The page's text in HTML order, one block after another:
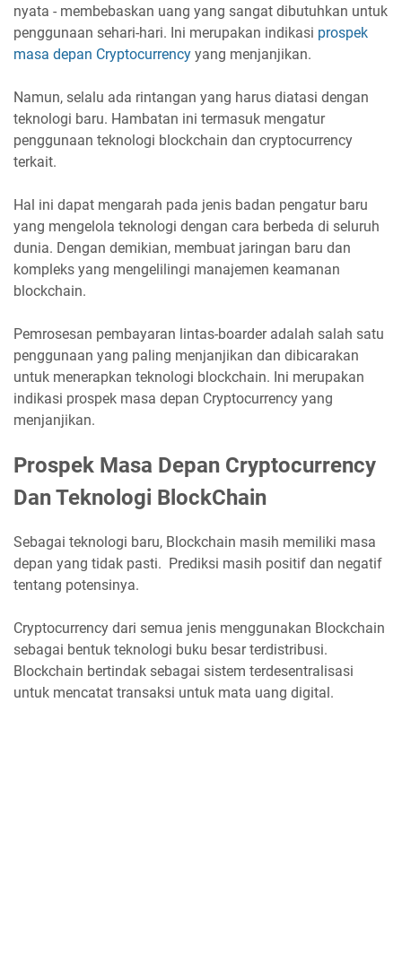
nyata - membebaskan uang yang sangat dibutuhkan untuk
penggunaan sehari-hari. Ini merupakan indikasi prospek
masa depan Cryptocurrency yang menjanjikan.
Namun, selalu ada rintangan yang harus diatasi dengan
teknologi baru. Hambatan ini termasuk mengatur
penggunaan teknologi blockchain dan cryptocurrency
terkait.
Hal ini dapat mengarah pada jenis badan pengatur baru
yang mengelola teknologi dengan cara berbeda di seluruh
dunia. Dengan demikian, membuat jaringan baru dan
kompleks yang mengelilingi manajemen keamanan
blockchain.
Pemrosesan pembayaran lintas-boarder adalah salah satu
penggunaan yang paling menjanjikan dan dibicarakan
untuk menerapkan teknologi blockchain. Ini merupakan
indikasi prospek masa depan Cryptocurrency yang
menjanjikan.
Prospek Masa Depan Cryptocurrency
Dan Teknologi BlockChain
Sebagai teknologi baru, Blockchain masih memiliki masa
depan yang tidak pasti. Prediksi masih positif dan negatif
tentang potensinya.
Cryptocurrency dari semua jenis menggunakan Blockchain
sebagai bentuk teknologi buku besar terdistribusi.
Blockchain bertindak sebagai sistem terdesentralisasi
untuk mencatat transaksi untuk mata uang digital.